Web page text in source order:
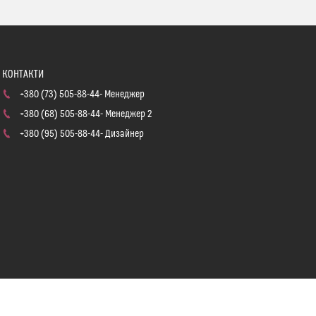
+380 (73) 505-88-44 Менеджер
+380 (68) 505-88-44 Менеджер 2
+380 (95) 505-88-44 Дизайнер